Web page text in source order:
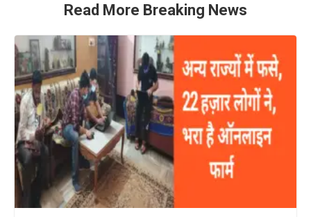
Read More Breaking News